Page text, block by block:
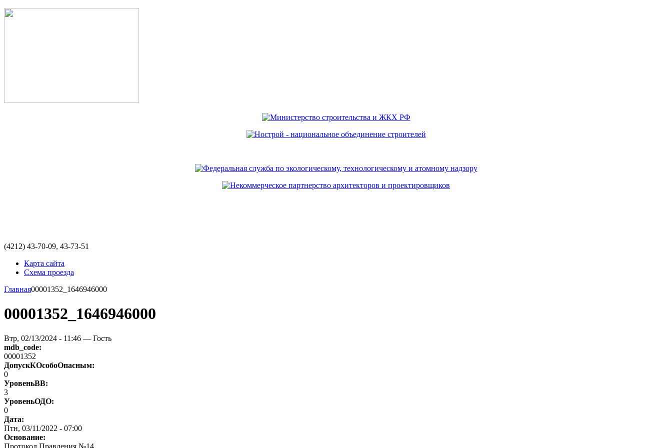
(4212) 43-70-09, 43-73-51
Карта сайта
Схема проезда
Главная00001352_1646946000
00001352_1646946000
Втр, 02/13/2024 - 11:46 — Гость
mdb_code:
00001352
ДопускКОсобоОпасным:
0
УровеньВВ:
3
УровеньОДО:
0
Дата:
Птн, 03/11/2022 - 07:00
Основание:
Протокол Правления №14